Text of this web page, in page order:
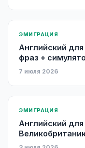
ЭМИГРАЦИЯ
Английский
фраз +
7 июля 2026
ЭМИГРАЦИЯ
Английский